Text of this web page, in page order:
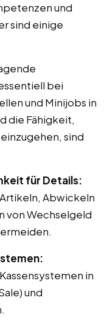
und
sind einige
bei
und Minijobs in
die Fähigkeit,
sind
für Details:
Abwickeln
von Wechselgeld
in
und